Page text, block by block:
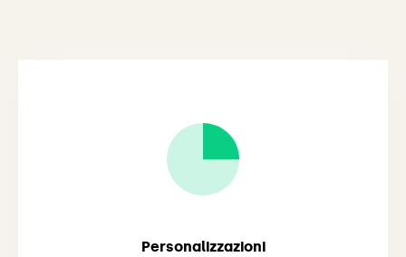
Personalizzazioni